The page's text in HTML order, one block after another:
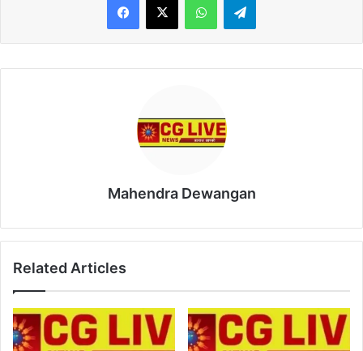
Mahendra Dewangan
Related Articles